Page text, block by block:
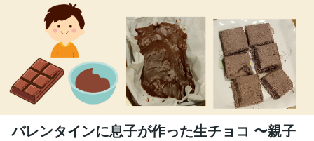
バレンタインに息子が作った生チョコ 〜親子